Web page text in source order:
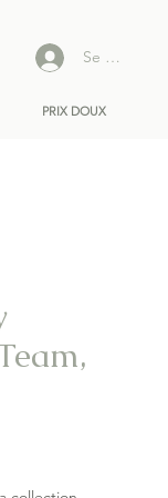
PRIX DOUX
Se connecter